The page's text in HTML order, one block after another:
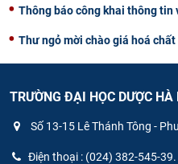
Thông báo công khai thông tin
Thư ngỏ mời chào giá hoá chất
TRƯỜNG ĐẠI HỌC DƯỢC HÀ
Số 13-15 Lê Thánh Tông -
Điện thoại : (024) 382-545-